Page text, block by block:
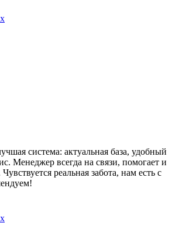
система: актуальная база, удобный
Менеджер всегда на связи, помогает и
реальная забота, нам есть с